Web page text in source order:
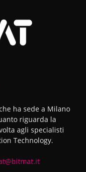
ha sede a Milano
riguarda la
agli specialisti
Technology.